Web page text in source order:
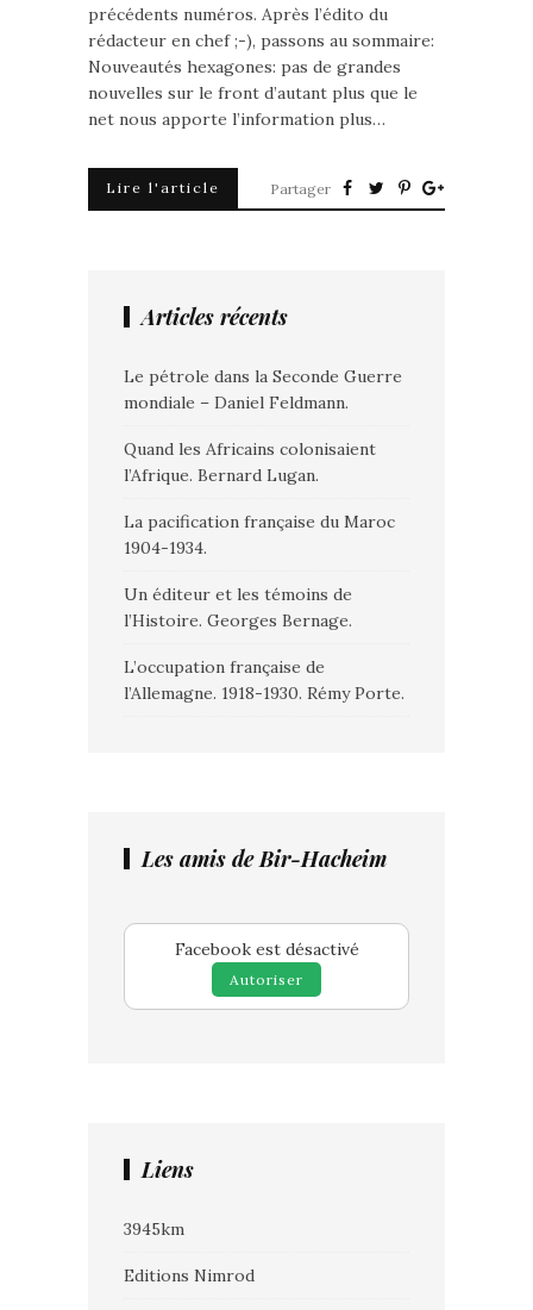
précédents numéros. Après l’édito du
rédacteur en chef ;-), passons au sommaire:
Nouveautés hexagones: pas de grandes
nouvelles sur le front d’autant plus que le
net nous apporte l’information plus…
Lire l'article Partager
Articles récents
Le pétrole dans la Seconde Guerre
mondiale – Daniel Feldmann.
Quand les Africains colonisaient
l’Afrique. Bernard Lugan.
La pacification française du Maroc
1904-1934.
Un éditeur et les témoins de
l’Histoire. Georges Bernage.
L’occupation française de
l’Allemagne. 1918-1930. Rémy Porte.
Les amis de Bir-Hacheim
Facebook est désactivé
Autoriser
Liens
3945km
Editions Nimrod